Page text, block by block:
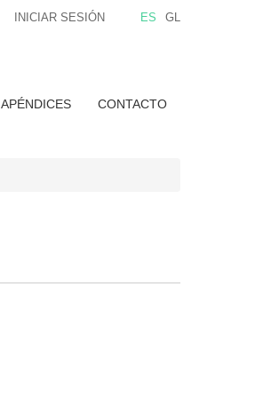
ES GL
INICIAR SESIÓN
APÉNDICES CONTACTO